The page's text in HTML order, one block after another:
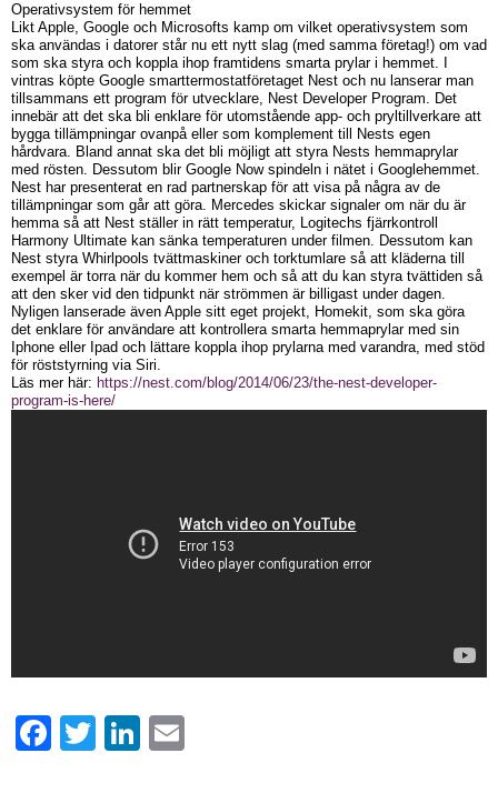
Operativsystem för hemmet
Likt Apple, Google och Microsofts kamp om vilket operativsystem som
ska användas i datorer står nu ett nytt slag (med samma företag!) om vad
som ska styra och koppla ihop framtidens smarta prylar i hemmet. I
vintras köpte Google smarttermostatföretaget Nest och nu lanserar man
tillsammans ett program för utvecklare, Nest Developer Program. Det
innebär att det ska bli enklare för utomstående app- och pryltillverkare att
bygga tillämpningar ovanpå eller som komplement till Nests egen
hårdvara. Bland annat ska det bli möjligt att styra Nests hemmaprylar
med rösten. Dessutom blir Google Now spindeln i nätet i Googlehemmet.
Nest har presenterat en rad partnerskap för att visa på några av de
tillämpningar som går att göra. Mercedes skickar signaler om när du är
hemma så att Nest ställer in rätt temperatur, Logitechs fjärrkontroll
Harmony Ultimate kan sänka temperaturen under filmen. Dessutom kan
Nest styra Whirlpools tvättmaskiner och torktumlare så att kläderna till
exempel är torra när du kommer hem och så att du kan styra tvättiden så
att den sker vid den tidpunkt när strömmen är billigast under dagen.
Nyligen lanserade även Apple sitt eget projekt, Homekit, som ska göra
det enklare för användare att kontrollera smarta hemmaprylar med sin
Iphone eller Ipad och lättare koppla ihop prylarna med varandra, med stöd
för röststyrning via Siri.
Läs mer här: https://nest.com/blog/2014/06/23/the-nest-developer-
program-is-here/
FacebookTwitter LinkedIn